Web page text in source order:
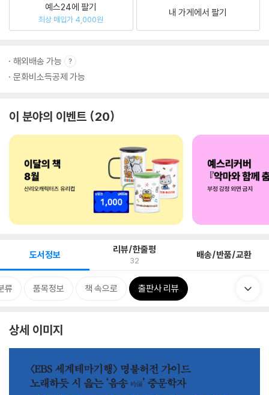
예스24에 팔기
최상 매입가 4,000원
내 가게에서 팔기
해외배송 가능
문화비소득공제 가능
이 분야의 이벤트 20
도서정보 리뷰/한줄평
32 배송/반품/교환
류 품목정보 책 속으로 출판사 리뷰
상세 이미지